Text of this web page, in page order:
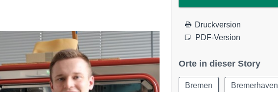
Druckversion
PDF-Version
Orte in dieser Story
Bremen Bremerhaven